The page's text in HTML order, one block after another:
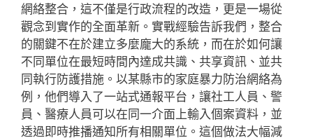
網絡整合，這不僅是行政流程的改造，更是一場從
觀念到實作的全面革新。實戰經驗告訴我們，整合
的關鍵不在於建立多麼龐大的系統，而在於如何讓
不同單位在最短時間內達成共識、共享資訊、並共
同執行防護措施。以某縣市的家庭暴力防治網絡為
例，他們導入了一站式通報平台，讓社工人員、警
員、醫療人員可以在同一介面上輸入個案資料，並
透過即時推播通知所有相關單位。這個做法大幅減